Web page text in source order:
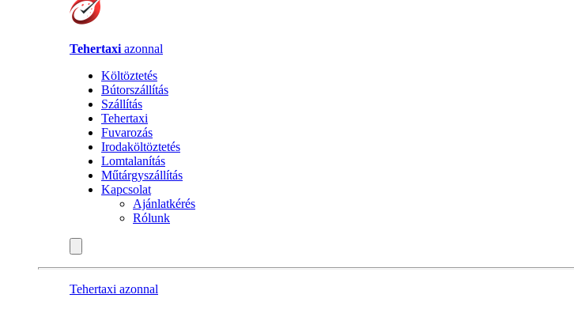
Tehertaxi azonnal
Költöztetés
Bútorszállítás
Szállítás
Tehertaxi
Fuvarozás
Irodaköltöztetés
Lomtalanítás
Műtárgyszállítás
Kapcsolat
Ajánlatkérés
Rólunk
Tehertaxi azonnal